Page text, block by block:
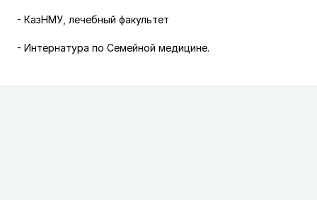
- КазНМУ, лечебный факультет
- Интернатура по Семейной медицине.